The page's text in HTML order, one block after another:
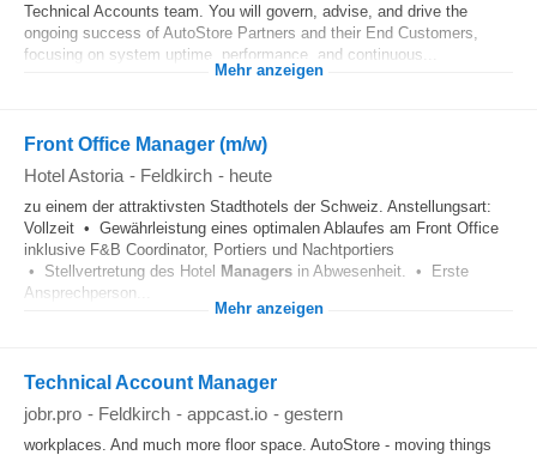
Technical Accounts team. You will govern, advise, and drive the
ongoing success of AutoStore Partners and their End Customers,
focusing on system uptime, performance, and continuous...
Mehr anzeigen
Front Office Manager (m/w)
Hotel Astoria - Feldkirch - heute
zu einem der attraktivsten Stadthotels der Schweiz. Anstellungsart:
Vollzeit • Gewährleistung eines optimalen Ablaufes am Front Office
inklusive F&B Coordinator, Portiers und Nachtportiers
• Stellvertretung des Hotel Managers in Abwesenheit. • Erste
Ansprechperson...
Mehr anzeigen
Technical Account Manager
jobr.pro - Feldkirch - appcast.io - gestern
workplaces. And much more floor space. AutoStore - moving things